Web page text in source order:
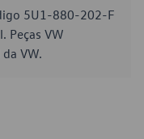
5U1-880-202-F
Peças VW
VW.